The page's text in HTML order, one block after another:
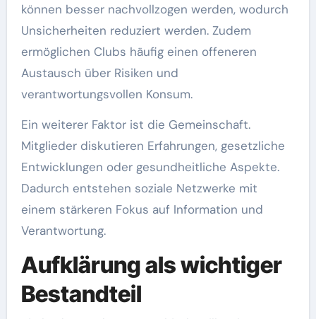
können besser nachvollzogen werden, wodurch
Unsicherheiten reduziert werden. Zudem
ermöglichen Clubs häufig einen offeneren
Austausch über Risiken und
verantwortungsvollen Konsum.
Ein weiterer Faktor ist die Gemeinschaft.
Mitglieder diskutieren Erfahrungen, gesetzliche
Entwicklungen oder gesundheitliche Aspekte.
Dadurch entstehen soziale Netzwerke mit
einem stärkeren Fokus auf Information und
Verantwortung.
Aufklärung als wichtiger
Bestandteil